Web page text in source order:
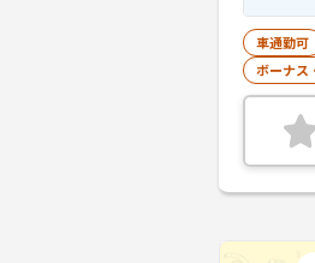
車通勤可
ボーナス